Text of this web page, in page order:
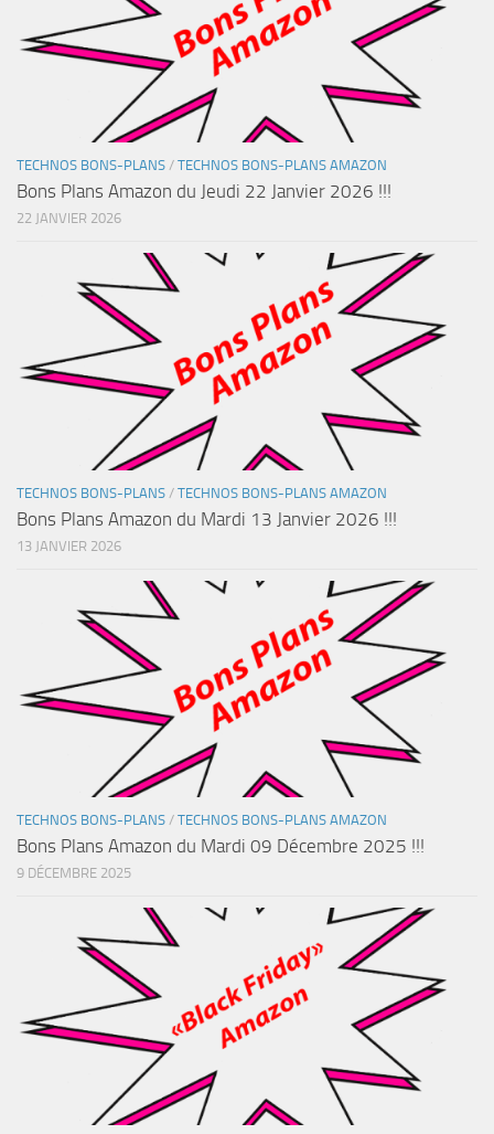
TECHNOS BONS-PLANS / TECHNOS BONS-PLANS AMAZON
Bons Plans Amazon du Jeudi 22 Janvier 2026 !!!
22 JANVIER 2026
TECHNOS BONS-PLANS / TECHNOS BONS-PLANS AMAZON
Bons Plans Amazon du Mardi 13 Janvier 2026 !!!
13 JANVIER 2026
TECHNOS BONS-PLANS / TECHNOS BONS-PLANS AMAZON
Bons Plans Amazon du Mardi 09 Décembre 2025 !!!
9 DÉCEMBRE 2025